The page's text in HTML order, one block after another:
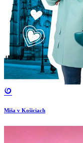
Miša v Košiciach